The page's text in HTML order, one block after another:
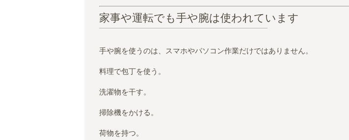
家事や運転でも手や腕は使われています
手や腕を使うのは、スマホやパソコン作業だけではありません。
料理で包丁を使う。
洗濯物を干す。
掃除機をかける。
荷物を持つ。